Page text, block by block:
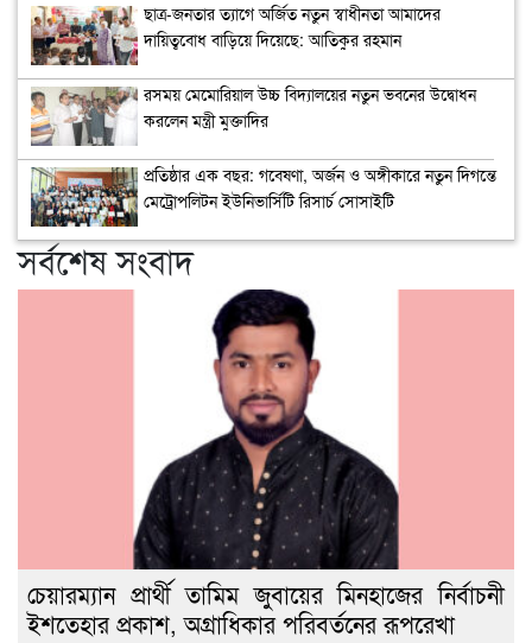
ছাত্র-জনতার ত্যাগে অর্জিত নতুন স্বাধীনতা আমাদের
দায়িত্ববোধ বাড়িয়ে দিয়েছে: আতিকুর রহমান
রসময় মেমোরিয়াল উচ্চ বিদ্যালয়ের নতুন ভবনের উদ্বোধন
করলেন মন্ত্রী মুক্তাদির
প্রতিষ্ঠার এক বছর: গবেষণা, অর্জন ও অঙ্গীকারে নতুন দিগন্তে
মেট্রোপলিটন ইউনিভার্সিটি রিসার্চ সোসাইটি
সর্বশেষ সংবাদ
চেয়ারম্যান প্রার্থী তামিম জুবায়ের মিনহাজের নির্বাচনী
ইশতেহার প্রকাশ, অগ্রাধিকার পরিবর্তনের রূপরেখা